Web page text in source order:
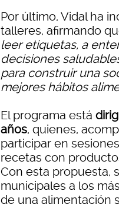
Por último, Vidal ha
talleres, afirmando
leer etiquetas, a
decisiones
para construir una
mejores hábitos
El programa está
años, quienes,
participar en
recetas con
Con esta propuesta,
municipales a los
de una alimentación